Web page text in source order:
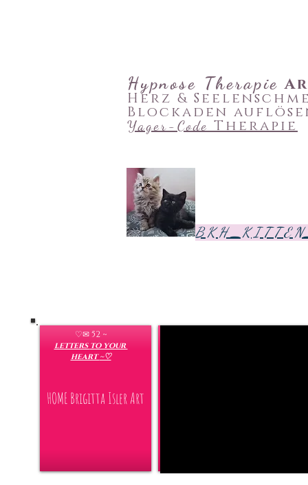
Hypnose Therapie A
Herz &
Blockaden
Yager-Code Therapie
B K H _K I T T E
HOME Brigitta Isler Art
♡✉ 52 ~
lettersto your
heart~♡